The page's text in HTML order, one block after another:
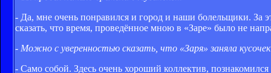
- Да, мне очень понравился и город и наши болельщики. За
сказать, что время, проведённое мною в «Заре» было не
- Можно с уверенностью сказать, что «Заря» заняла
- Само собой. Здесь очень хороший коллектив,